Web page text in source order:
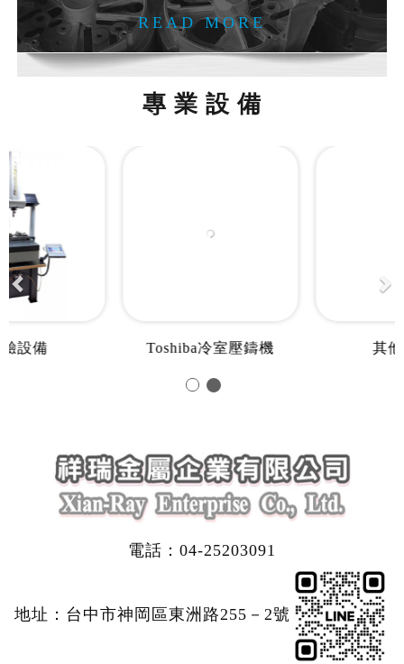
READ MORE
專 業 設 備
Toshiba冷室壓鑄機 其他設備
電話： 04-25203091
地址：台中市神岡區東洲路255－2號